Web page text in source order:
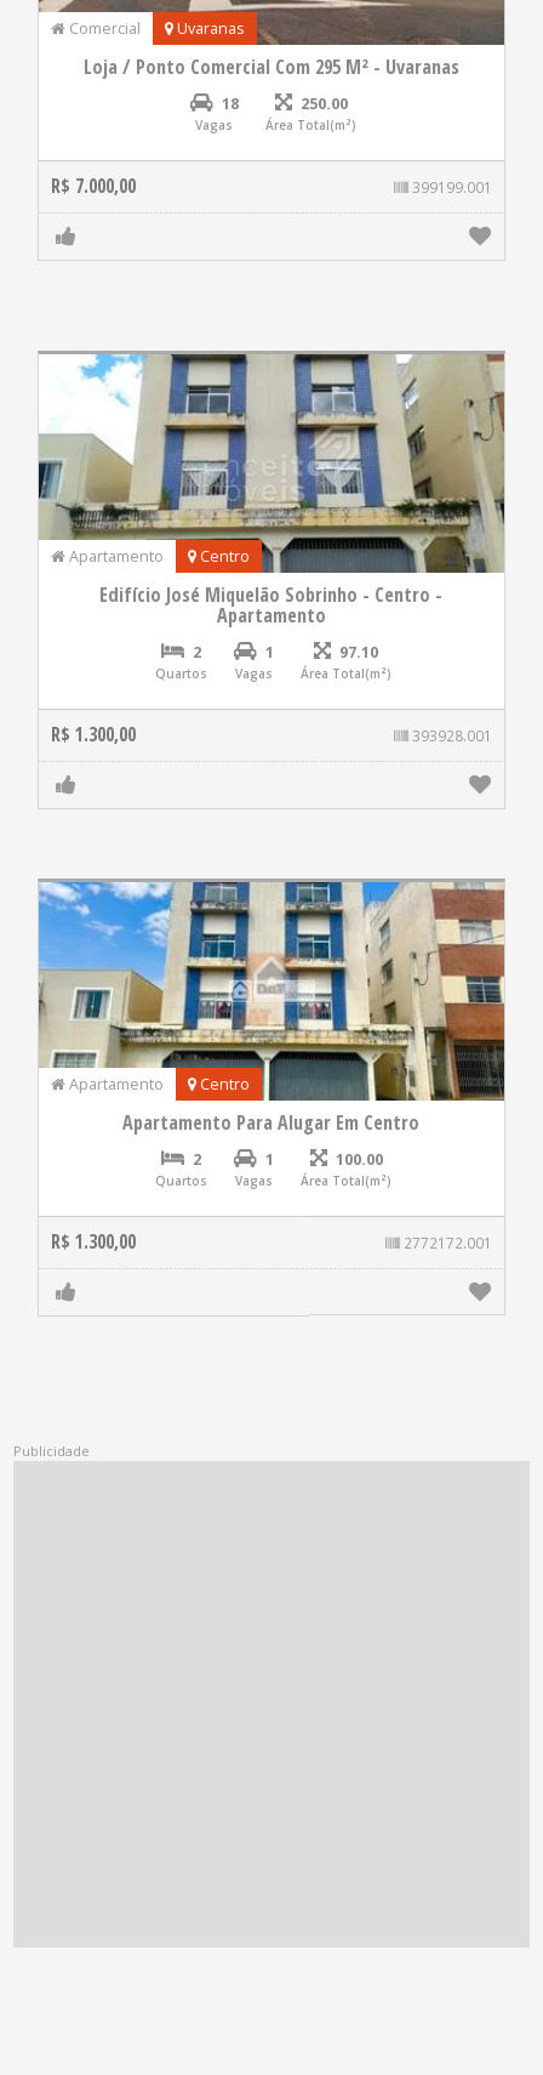
Comercial Uvaranas
Loja / Ponto Comercial Com 295 M² - Uvaranas
18
Vagas
250.00
Área Total(m²)
R$ 7.000,00 399199.001
Apartamento Centro
Edifício José Miquelão Sobrinho - Centro -
Apartamento
2
Quartos
1
Vagas
97.10
Área Total(m²)
R$ 1.300,00 393928.001
Apartamento Centro
Apartamento Para Alugar Em Centro
2
Quartos
1
Vagas
100.00
Área Total(m²)
R$ 1.300,00 2772172.001